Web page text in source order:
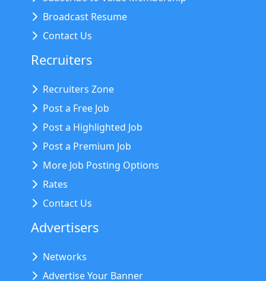
Broadcast Resume
Contact Us
Recruiters
Recruiters Zone
Post a Free Job
Post a Highlighted Job
Post a Premium Job
More Job Posting Options
Rates
Contact Us
Advertisers
Networks
Advertise Your Banner